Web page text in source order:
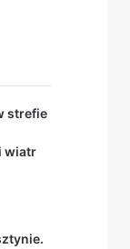
strefie
wiatr